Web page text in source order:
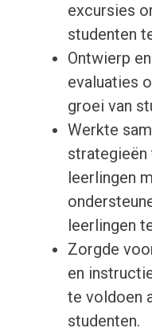
excursies
studenten
Ontwierp
evaluaties
groei van
Werkte
leerlingen
leerlingen
Zorgde
en
te voldoen
studenten.